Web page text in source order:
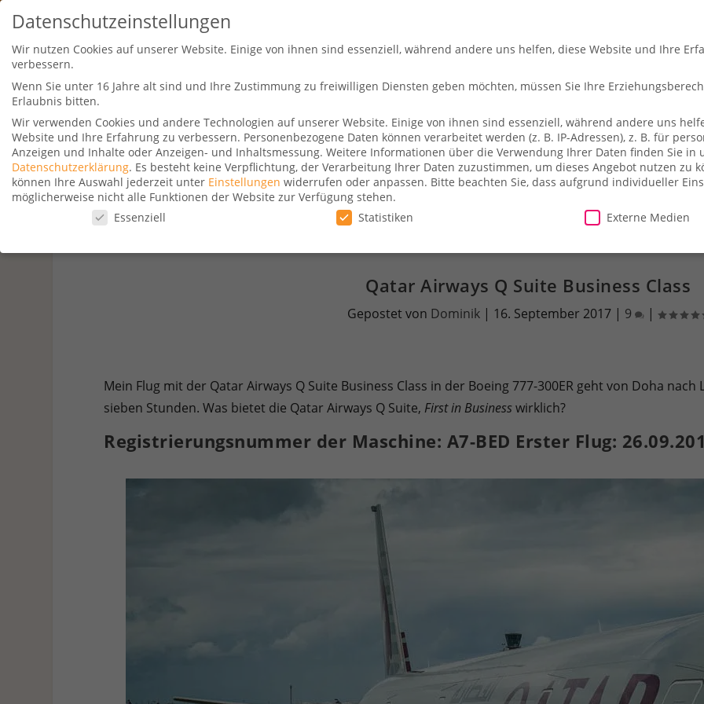
Travel Kurse Aktionen Hotelsuche So fliegt ihr Merch-Shop Payback Alles
Qatar Airways Q Suite Business Class
Gepostet von Dominik| 16. September 2017| 9 |
Mein Flug mit der Qatar Airways Q Suite Business Class in der Boeing 777-300ER geht von Doha
sieben Stunden. Was bietet die Qatar Airways Q Suite, First in Business wirklich?
Registrierungsnummer der Maschine: A7-BED Erster Flug:
Datenschutzeinstellungen
Wir nutzen Cookies auf unserer Website. Einige von ihnen sind essenziell, während andere uns helfen, diese Website und Ihre
verbessern.
Wenn Sie unter 16 Jahre alt sind und Ihre Zustimmung zu freiwilligen Diensten geben möchten, müssen Sie Ihre
Erlaubnis bitten.
Wir verwenden Cookies und andere Technologien auf unserer Website. Einige von ihnen sind essenziell, während andere uns
Website und Ihre Erfahrung zu verbessern. Personenbezogene Daten können verarbeitet werden (z. B. IP-Adressen), z. B. für
Anzeigen und Inhalte oder Anzeigen- und Inhaltsmessung. Weitere Informationen über die Verwendung Ihrer Daten finden Sie in
Datenschutzerklärung. Es besteht keine Verpflichtung, der Verarbeitung Ihrer Daten zuzustimmen, um dieses Angebot nutzen zu
können Ihre Auswahl jederzeit unter Einstellungen widerrufen oder anpassen. Bitte beachten Sie, dass aufgrund individueller
möglicherweise nicht alle Funktionen der Website zur Verfügung stehen.
Datenschutzeinstellungen
Essenziell Statistiken Externe Medien
Datenschutzeinstellungen
Wenn Sie unter 16 Jahre alt sind und Ihre Zustimmung zu freiwilligen Diensten geben möchten, müssen Sie Ihre
Wir verwenden Cookies und andere Technologien auf unserer Website. Einige von ihnen sind essenziell, während andere uns
Personenbezogene Daten können verarbeitet werden (z. B. IP-Adressen), z. B. für personalisierte Anzeigen und Inhalte oder
Alle akzeptieren Speichern Ablehnen
Datenschutzeinstellungen
Essenzielle Cookies ermöglichen grundlegende Funktionen und sind für die einwandfreie Funktion der Website erforderlich.
Statistik Cookies erfassen Informationen anonym. Diese Informationen helfen uns zu verstehen, wie unsere Besucher unsere Website nutzen.
Inhalte von Videoplattformen und Social-Media-Plattformen werden standardmäßig blockiert. Wenn Cookies von externen Medien akzeptiert werden,
Cookie-Informationen anzeigen